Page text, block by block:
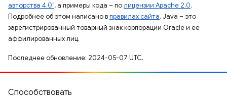
авторства 4.0", а примеры кода – полицензии Apache 2.0.
Подробнее об этом написано вправилах сайта. Java – это
зарегистрированный товарный знак корпорации Oracle и ее
аффилированных лиц.
Последнее обновление: 2024-05-07 UTC.
Способствовать